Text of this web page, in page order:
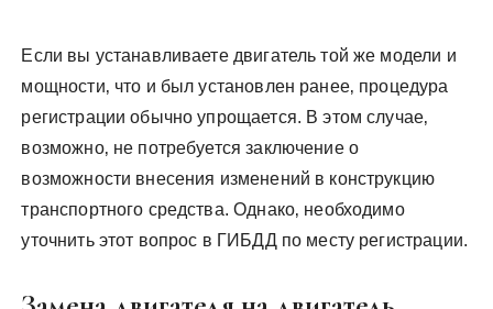
Если вы устанавливаете двигатель той же модели и
мощности‚ что и был установлен ранее‚ процедура
регистрации обычно упрощается. В этом случае‚
возможно‚ не потребуется заключение о
возможности внесения изменений в конструкцию
транспортного средства. Однако‚ необходимо
уточнить этот вопрос в ГИБДД по месту регистрации.